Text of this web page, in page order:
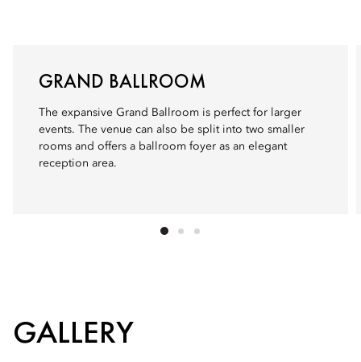
GRAND BALLROOM
The expansive Grand Ballroom is perfect for larger
events. The venue can also be split into two smaller
rooms and offers a ballroom foyer as an elegant
reception area.
GALLERY